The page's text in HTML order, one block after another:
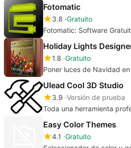
Fotomatic
3.8 Gratuito
Fotomatic: Software
Holiday Lights
1.8 Gratuito
Poner luces de Navidad
Ulead Cool 3D Studio
3.9 Versión de prueba
Toda una herramienta
Easy Color Themes
4.1 Gratuito